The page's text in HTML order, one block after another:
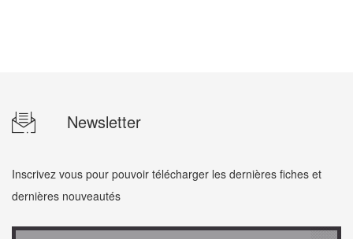
Newsletter
Inscrivez vous pour pouvoir télécharger les dernières fiches et
dernières nouveautés